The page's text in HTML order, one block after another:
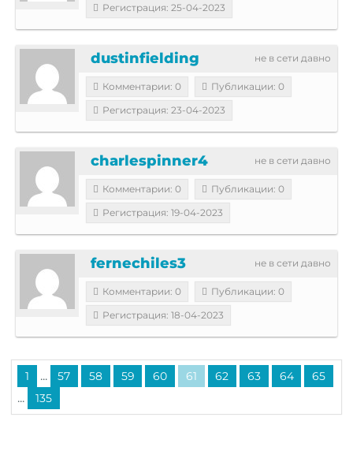
Регистрация: 25-04-2023
не в сети давно
dustinfielding
Комментарии: 0
Публикации: 0
Регистрация: 23-04-2023
не в сети давно
charlespinner4
Комментарии: 0
Публикации: 0
Регистрация: 19-04-2023
не в сети давно
fernechiles3
Комментарии: 0
Публикации: 0
Регистрация: 18-04-2023
1 ... 57 58 59 60 61 62 63 64 65
... 135